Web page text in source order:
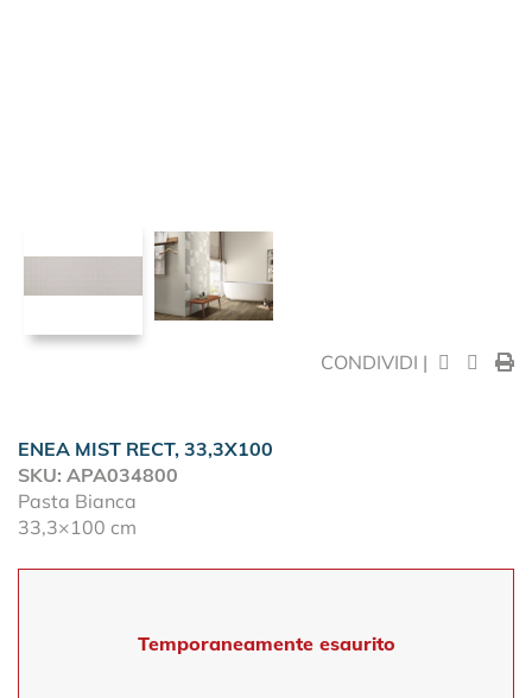
CONDIVIDI |
ENEA MIST RECT, 33,3X100
SKU: APA034800
Pasta Bianca
33,3×100 cm
Temporaneamente esaurito